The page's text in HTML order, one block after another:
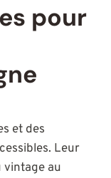
pour
et des
Leur
vintage au